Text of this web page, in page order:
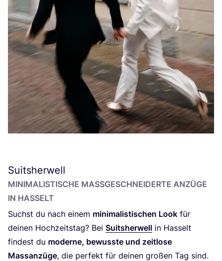
Suitsherwell
MINI­MA­LIS­TI­SCHE MASS­GE­SCHNEI­DER­TE ANZÜ­GE I
N HASSELT
Suchst du nach einem mini­ma­lis­ti­schen Look für
dei­nen Hoch­zeits­tag? Bei Suit­s­her­well in Has­selt
fin­dest du moder­ne, bewuss­te und zeit­lo­se
Mass­an­zü­ge, die per­fekt für dei­nen gro­ßen Tag sind.